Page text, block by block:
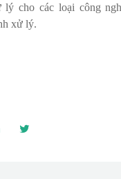
lý cho các loại công
xử lý.